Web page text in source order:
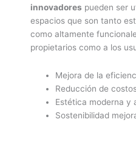
innovadores pueden ser
espacios que son tanto
como altamente
propietarios como a los
Mejora de la
Reducción de
Estética moderna y
Sostenibilidad